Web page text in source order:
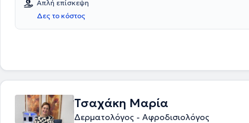
αυτοπεποίθησή σας. Η πολύχρονη εμπειρία της γιατρού σε
αφορούν στις δερματικές παθήσεις και τα αφροδίσια νοσήματα,
υπερσύγχρονο εξοπλισμό που διαθέτει το Dermamedic,
Απλή επίσκεψη
Δες το κόστος
Τσαχάκη Μαρία
Δερματολόγος - Αφροδισιολόγος